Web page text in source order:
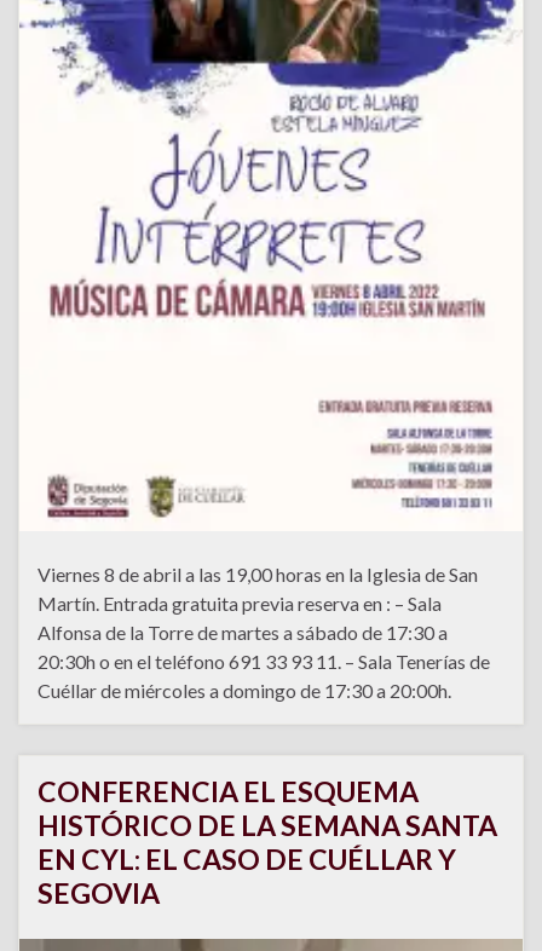
Viernes 8 de abril a las 19,00 horas en la Iglesia de San
Martín. Entrada gratuita previa reserva en : – Sala
Alfonsa de la Torre de martes a sábado de 17:30 a
20:30h o en el teléfono 691 33 93 11. – Sala Tenerías de
Cuéllar de miércoles a domingo de 17:30 a 20:00h.
CONFERENCIA EL ESQUEMA
HISTÓRICO DE LA SEMANA SANTA
EN CYL: EL CASO DE CUÉLLAR Y
SEGOVIA